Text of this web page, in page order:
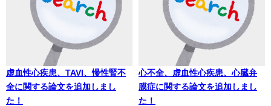
虚血性心疾患、TAVI、慢性腎不
全に関する論文を追加しまし
た！
心不全、虚血性心疾患、心臓弁
膜症に関する論文を追加しまし
た！